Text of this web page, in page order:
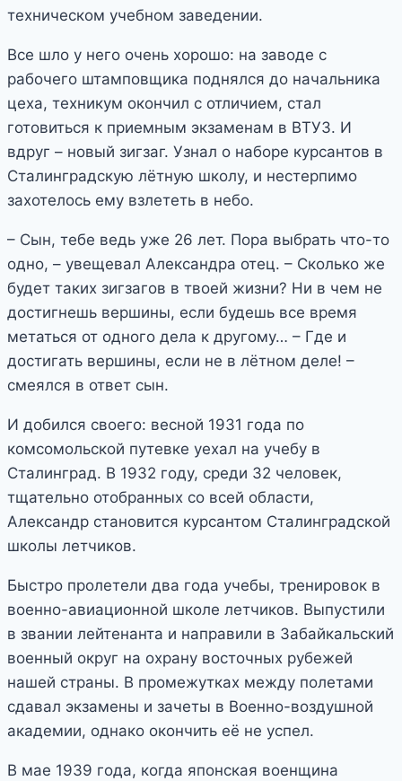
техническом учебном заведении.
Все шло у него очень хорошо: на заводе с
рабочего штамповщика поднялся до начальника
цеха, техникум окончил с отличием, стал
готовиться к приемным экзаменам в ВТУЗ. И
вдруг – новый зигзаг. Узнал о наборе курсантов в
Сталинградскую лётную школу, и нестерпимо
захотелось ему взлететь в небо.
– Сын, тебе ведь уже 26 лет. Пора выбрать что­-то
одно, – увещевал Александра отец. – Сколько же
будет таких зигзагов в твоей жизни? Ни в чем не
достигнешь вершины, если будешь все время
метаться от одного дела к другому… – Где и
достигать вершины, если не в лётном деле! –
смеялся в ответ сын.
И добился своего: весной 1931 года по
комсомольской путевке уехал на учебу в
Сталинград. В 1932 году, среди 32 человек,
тщательно отобранных со всей области,
Александр становится курсантом Сталинградской
школы летчиков.
Быстро пролетели два года учебы, тренировок в
военно-авиационной школе летчиков. Выпустили
в звании лейтенанта и направили в Забайкальский
военный округ на охрану восточных рубежей
нашей страны. В промежутках между полетами
сдавал экзамены и зачеты в Военно-­воздушной
академии, однако окончить её не успел.
В мае 1939 года, когда японская военщина